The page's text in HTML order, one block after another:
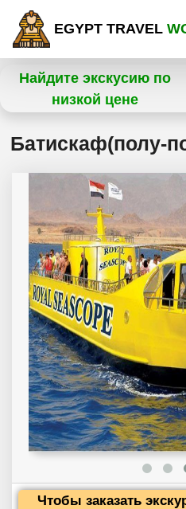
EGYPT TRAVEL
Найдите экскусию по
низкой цене
Батискаф(полу-
Чтобы заказать